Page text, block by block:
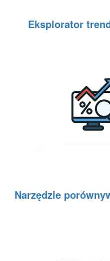
Eksplorator
Narzędzie